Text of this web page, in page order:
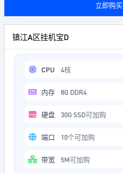
立即购买
镇江A区挂机宝D
CPU 4核
内存 8G DDR4
硬盘 30G SSD可加购
端口 10个可加购
带宽 5M可加购